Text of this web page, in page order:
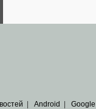
| Android | Google